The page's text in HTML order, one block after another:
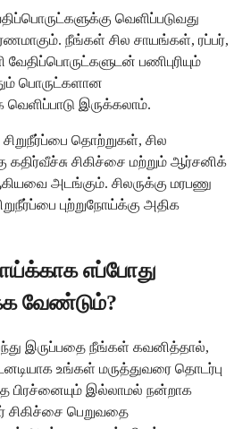
வெளிப்படுவது
நீங்கள் சில சாயங்கள், ரப்பர்,
பணிபுரியும்
பொருட்களான
இருக்கலாம்.
தொற்றுகள், சில
கதிர்வீச்சு சிகிச்சை மற்றும் ஆர்சனிக்
அடங்கும். சிலருக்கு மரபணு
புற்றுநோய்க்கு அதிக
எப்போது
வேண்டும்?
இருப்பதை நீங்கள் கவனித்தால்,
உங்கள் மருத்துவரை தொடர்பு
இல்லாமல் நன்றாக
சிகிச்சை பெறுவதை